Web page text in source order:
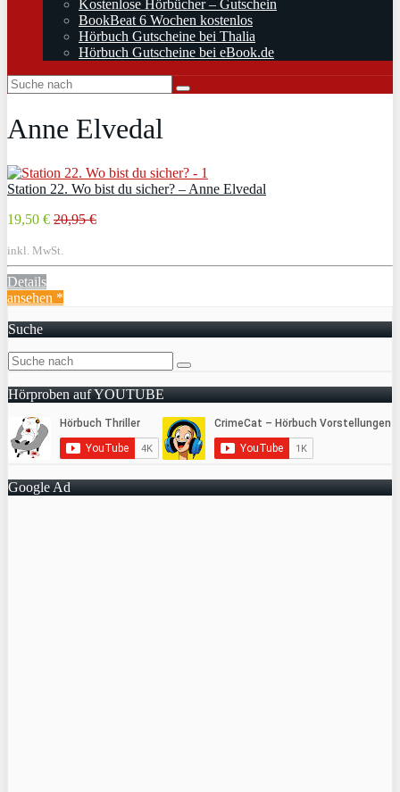
Kostenlose Hörbücher – Gutschein
BookBeat 6 Wochen kostenlos
Hörbuch Gutscheine bei Thalia
Hörbuch Gutscheine bei eBook.de
Anne Elvedal
Station 22. Wo bist du sicher? – Anne Elvedal
19,50 € 20,95 €
inkl. MwSt.
Details
ansehen *
Suche
Hörproben auf YOUTUBE
Google Ad